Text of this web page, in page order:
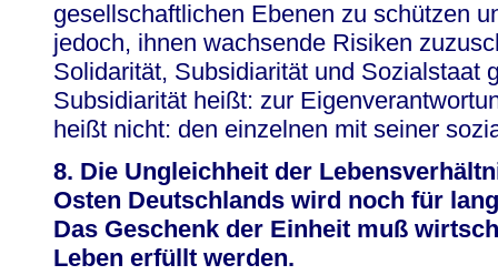
gesellschaftlichen Ebenen zu schützen
jedoch, ihnen wachsende Risiken
Solidarität, Subsidiarität und Sozialstaat
Subsidiarität heißt: zur
heißt nicht: den einzelnen mit seiner
8. Die Ungleichheit der
Osten Deutschlands wird noch für
Das Geschenk der Einheit muß
Leben erfüllt werden.